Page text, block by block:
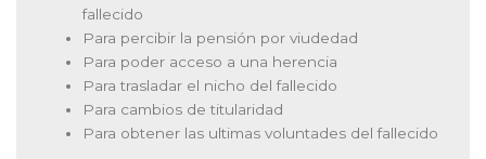
fallecido
Para percibir la pensión por viudedad
Para poder acceso a una herencia
Para trasladar el nicho del fallecido
Para cambios de titularidad
Para obtener las ultimas voluntades del fallecido